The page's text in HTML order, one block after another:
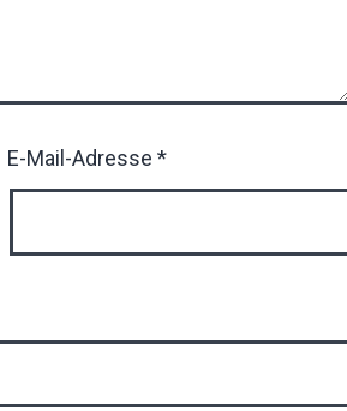
E-Mail-Adresse *